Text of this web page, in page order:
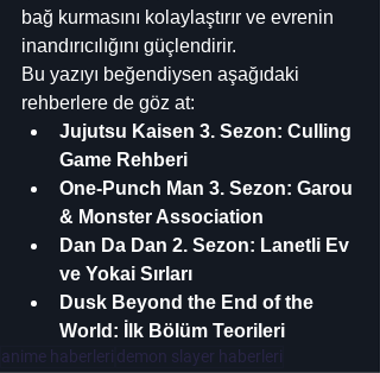
bağ kurmasını kolaylaştırır ve evrenin
inandırıcılığını güçlendirir.
Bu yazıyı beğendiysen aşağıdaki
rehberlere de göz at:
Jujutsu Kaisen 3. Sezon: Culling
Game Rehberi
One-Punch Man 3. Sezon: Garou
& Monster Association
Dan Da Dan 2. Sezon: Lanetli Ev
ve Yokai Sırları
Dusk Beyond the End of the
World: İlk Bölüm Teorileri
anime haberleri demon slayer haberleri